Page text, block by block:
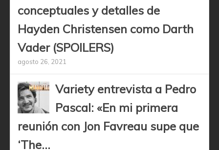
conceptuales y detalles de
Hayden Christensen como Darth
Vader (SPOILERS)
agosto 26, 2021
Variety entrevista a Pedro
Pascal: «En mi primera
reunión con Jon Favreau supe que
‘The...